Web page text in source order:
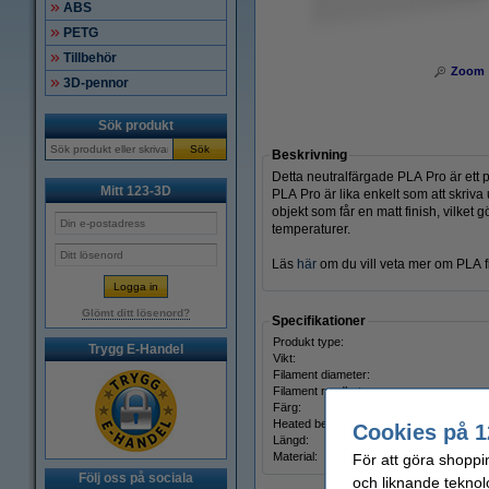
ABS
PETG
Tillbehör
3D-pennor
Sök produkt
Sök
Mitt 123-3D
Glömt ditt lösenord?
Trygg E-Handel
Följ oss på sociala
Zoom
Beskrivning
Detta neutralfärgade PLA Pro är ett
PLA Pro är lika enkelt som att
objekt som får en matt finish, vilket
temperaturer.
Läs här om du vill veta mer om PLA
Specifikationer
Produkt type:
Vikt:
Filament diameter:
Filament rundhet:
Färg:
Heated bed temp:
Längd:
Material:
Cookies på
För att göra
och liknande